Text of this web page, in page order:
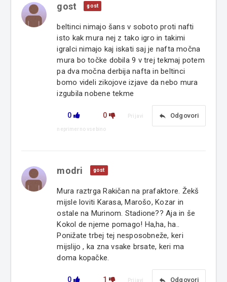
gost gost
beltinci nimajo šans v soboto proti nafti
isto kak mura nej z tako igro in takimi
igralci nimajo kaj iskati saj je nafta močna
mura bo točke dobila 9 v trej tekmaj potem
pa dva močna derbija nafta in beltinci
bomo videli zikojove izjave da nebo mura
izgubila nobene tekme
0 0 reply Odgovori
Prijavi
neprimerno vsebino
modri gost
Mura raztrga Rakičan na prafaktore. Žekš
mijsle loviti Karasa, Marošo, Kozar in
ostale na Murinom. Stadione?? Aja in še
Kokol de njeme pomago! Ha,ha, ha..
Ponižate trbej tej nesposobneže, keri
mijslijo , ka zna vsake brsate, keri ma
doma kopačke.
0 1 reply Odgovori
Prijavi